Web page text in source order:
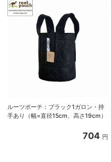
ルーツポーチ：ブラック1ガロン・持
手あり（幅=直径15cm、高さ19cm）
704 円